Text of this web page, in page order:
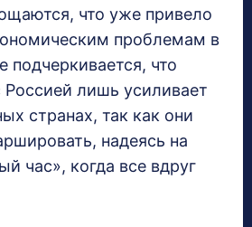
что уже привело
проблемам в
подчеркивается, что
Россией лишь усиливает
странах, так как они
надеясь на
час», когда все вдруг